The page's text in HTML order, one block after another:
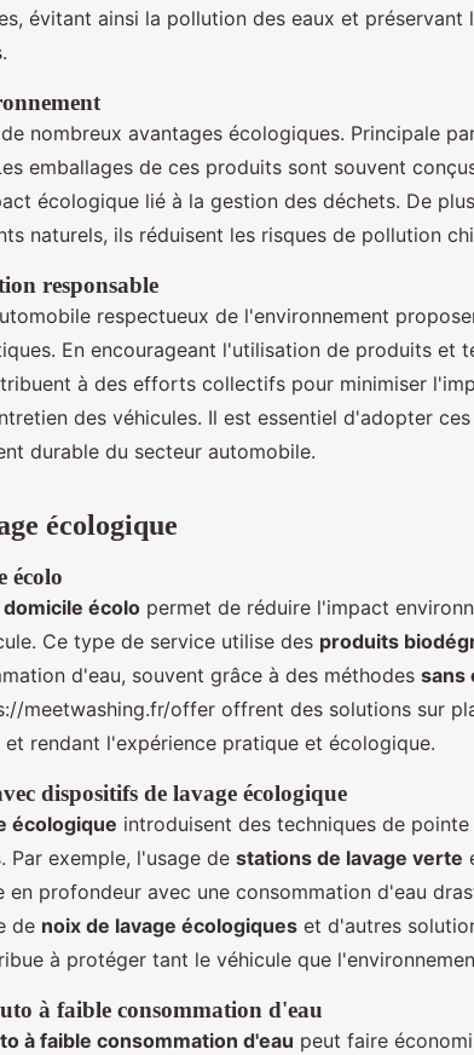
évitant ainsi la pollution des eaux et préservant
nombreux avantages écologiques. Principale
emballages de ces produits sont souvent
écologique lié à la gestion des déchets. De
naturels, ils réduisent les risques de pollution
responsable
respectueux de l'environnement
En encourageant l'utilisation de produits et
à des efforts collectifs pour minimiser
des véhicules. Il est essentiel d'adopter
durable du secteur automobile.
écologique
écolo
domicile écolo permet de réduire l'impact
Ce type de service utilise des produits
d'eau, souvent grâce à des méthodes sans
meetwashing.fr/offer offrent des solutions sur
rendant l'expérience pratique et écologique.
dispositifs de lavage écologique
écologique introduisent des techniques de
Par exemple, l'usage de stations de lavage verte
profondeur avec une consommation d'eau
de noix de lavage écologiques et d'autres
à protéger tant le véhicule que
à faible consommation d'eau
à faible consommation d'eau peut faire